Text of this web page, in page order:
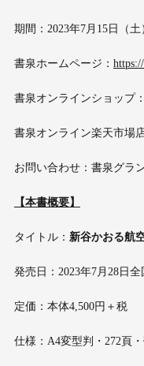
期間：2023年7月15日（
書泉ホームページ：
書泉オンラインショップ：
書泉オンライン楽天市場店
お問い合わせ：書泉グラ
【本書概要】
タイトル： 新谷かおる航
発売日：2023年7月28日全
定価：本体4,500円＋税
仕様：A4変型判・272頁